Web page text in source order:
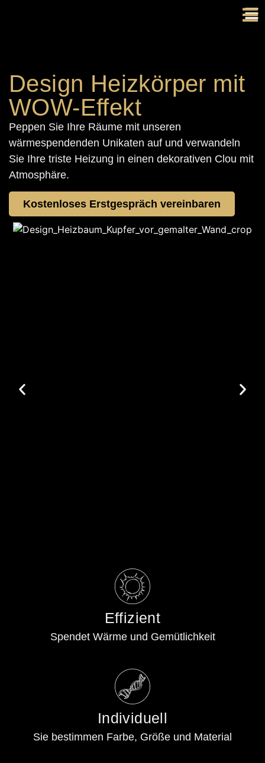
Design Heizkörper mit
WOW-Effekt
Peppen Sie Ihre Räume mit unseren
wärmespendenden Unikaten auf und verwandeln
Sie Ihre triste Heizung in einen dekorativen Clou mit
Atmosphäre.
Kostenloses Erstgespräch vereinbaren
Effizient
Spendet Wärme und Gemütlichkeit
Individuell
Sie bestimmen Farbe, Größe und Material